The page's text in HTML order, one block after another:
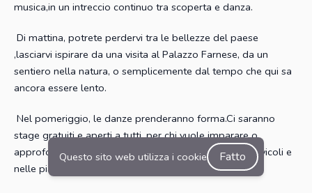
musica,in un intreccio continuo tra scoperta e danza.
Di mattina, potrete perdervi tra le bellezze del paese
,lasciarvi ispirare da una visita al Palazzo Farnese, da un
sentiero nella natura, o semplicemente dal tempo che qui sa
ancora essere lento.
Nel pomeriggio, le danze prenderanno forma.Ci saranno
stage gratuiti e aperti a tutti, per chi vuole imparare o
approfondire, e danze spontanee che nasceranno nei vicoli e
nelle piazze.
Questo sito web utilizza i cookie Fatto